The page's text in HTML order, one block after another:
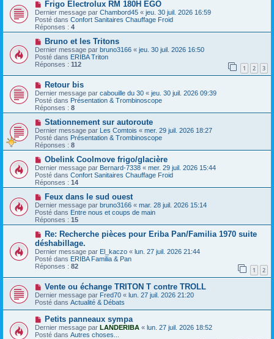
a
g
e
m
e
s
s
a
g
e
N
o
u
v
e
a
m
e
s
s
a
g
e
Frigo Electrolux RM 180H EGO
Dernier message par Chambord45 « jeu. 30 juil. 2026 16:59
Posté dans Confort Sanitaires Chauffage Froid
Réponses : 4
N
o
u
v
e
a
m
e
s
s
a
g
e
Bruno et les Tritons
Dernier message par bruno3166 « jeu. 30 juil. 2026 16:50
Posté dans ERIBA Triton
Réponses : 112 1 2 3
N
o
u
v
e
a
u
m
e
s
s
a
g
e
Retour bis
Dernier message par cabouille du 30 « jeu. 30 juil. 2026 09:39
Posté dans Présentation & Trombinoscope
Réponses : 8
N
o
u
v
e
a
m
e
s
s
a
g
e
Stationnement sur autoroute
Dernier message par Les Comtois « mer. 29 juil. 2026 18:27
Posté dans Présentation & Trombinoscope
Réponses : 8
N
o
u
v
e
a
u
m
e
s
s
a
g
e
Obelink Coolmove frigo/glacière
Dernier message par Bernard-7338 « mer. 29 juil. 2026 15:44
Posté dans Confort Sanitaires Chauffage Froid
Réponses : 14
N
o
u
v
e
a
u
m
e
s
s
a
g
Feux dans le sud ouest
Dernier message par bruno3166 « mar. 28 juil. 2026 15:14
Posté dans Entre nous et coups de main
Réponses : 15
N
o
u
v
e
a
u
m
s
s
g
e
Re: Recherche pièces pour Eriba Pan/Familia 1970 suite
déshabillage.
Dernier message par El_kaczo « lun. 27 juil. 2026 21:44
Posté dans ERIBA Familia & Pan
Réponses : 82 1 2
N
o
u
v
e
a
u
m
Vente ou échange TRITON T contre TROLL
Dernier message par Fred70 « lun. 27 juil. 2026 21:20
Posté dans Actualité & Débats
N
o
u
Petits panneaux sympa
Dernier message par LANDERIBA « lun. 27 juil. 2026 18:52
Posté dans Autres choses...